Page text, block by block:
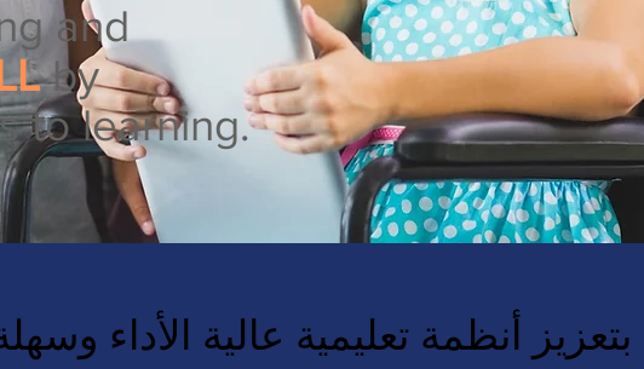
and
by
to learning.
بتعزيز أنظمة تعليمية عالية الأداء